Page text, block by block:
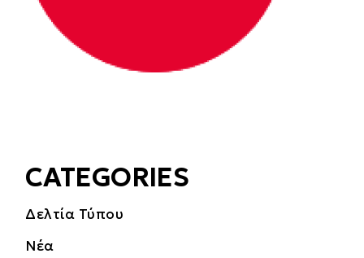
CATEGORIES
Δελτία Τύπου
Νέα